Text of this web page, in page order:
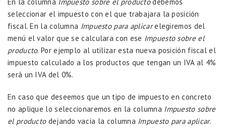
En la columna Impuesto sobre el productodebemos
seleccionar el impuesto con el que trabajara la posición
fiscal. En la columna Impuesto para aplicarelegiremos del
menú el valor que se calculara con ese Impuesto sobre el
producto. Por ejemplo al utilizar esta nueva posición fiscal el
impuesto calculado a los productos que tengan un IVA al 4%
será un IVA del 0%.
En caso que deseemos que un tipo de impuesto en concreto
no aplique lo seleccionaremos en la columna Impuesto sobre
el productodejando vacía la columnaImpuesto para aplicar.